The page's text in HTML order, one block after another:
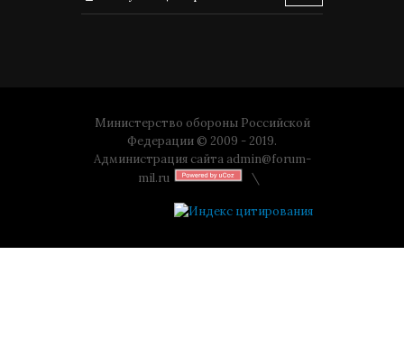
Министерство обороны Российской
Федерации © 2009 - 2019.
Администрация сайта admin@forum-
mil.ru